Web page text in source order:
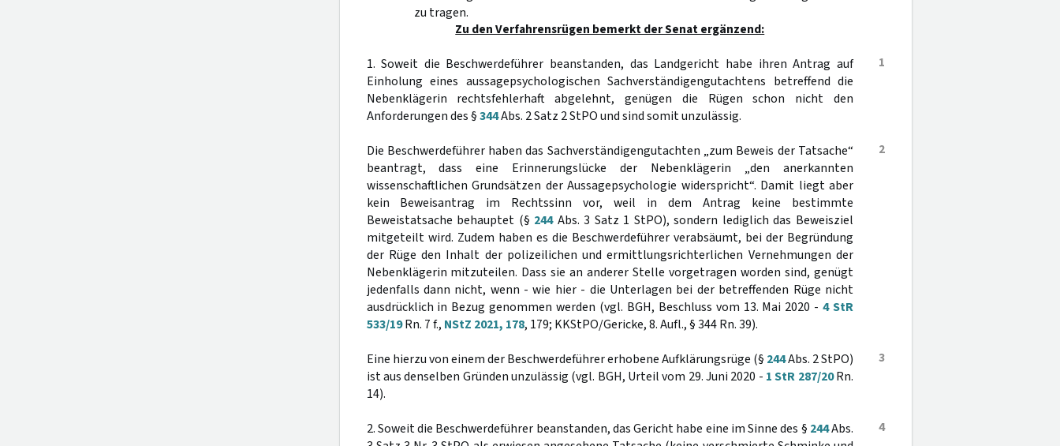
zu tragen.
Zu den Verfahrensrügen bemerkt der Senat ergänzend:
1
1. Soweit die Beschwerdeführer beanstanden, das Landgericht habe ihren Antrag auf
Einholung eines aussagepsychologischen Sachverständigengutachtens betreffend die
Nebenklägerin rechtsfehlerhaft abgelehnt, genügen die Rügen schon nicht den
Anforderungen des §344Abs. 2 Satz 2 StPO und sind somit unzulässig.
2
Die Beschwerdeführer haben das Sachverständigengutachten „zum Beweis der Tatsache“
beantragt, dass eine Erinnerungslücke der Nebenklägerin „den anerkannten
wissenschaftlichen Grundsätzen der Aussagepsychologie widerspricht“. Damit liegt aber
kein Beweisantrag im Rechtssinn vor, weil in dem Antrag keine bestimmte
Beweistatsache behauptet (§ 244Abs. 3 Satz 1 StPO), sondern lediglich das Beweisziel
mitgeteilt wird. Zudem haben es die Beschwerdeführer verabsäumt, bei der Begründung
der Rüge den Inhalt der polizeilichen und ermittlungsrichterlichen Vernehmungen der
Nebenklägerin mitzuteilen. Dass sie an anderer Stelle vorgetragen worden sind, genügt
jedenfalls dann nicht, wenn - wie hier - die Unterlagen bei der betreffenden Rüge nicht
ausdrücklich in Bezug genommen werden (vgl. BGH, Beschluss vom 13. Mai 2020 -4 StR
533/19Rn. 7 f., NStZ 2021, 178, 179; KKStPO/Gericke, 8. Aufl., § 344 Rn. 39).
3
Eine hierzu von einem der Beschwerdeführer erhobene Aufklärungsrüge (§ 244Abs. 2 StPO)
ist aus denselben Gründen unzulässig (vgl. BGH, Urteil vom 29. Juni 2020 - 1 StR 287/20Rn.
14).
4
2. Soweit die Beschwerdeführer beanstanden, das Gericht habe eine im Sinne des § 244Abs.